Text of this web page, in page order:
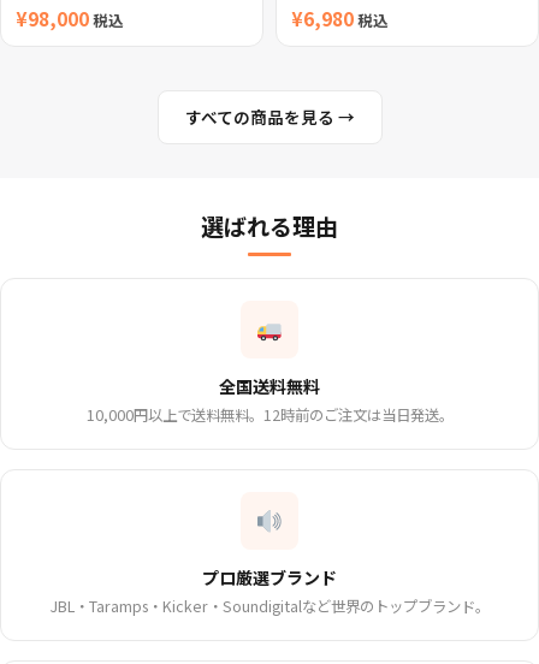
¥98,000税込 ¥6,980税込
すべての商品を見る →
選ばれる理由
全国送料無料
10,000円以上で送料無料。12時前のご注文は当日発送。
プロ厳選ブランド
JBL・Taramps・Kicker・Soundigitalなど世界のトップブランド。